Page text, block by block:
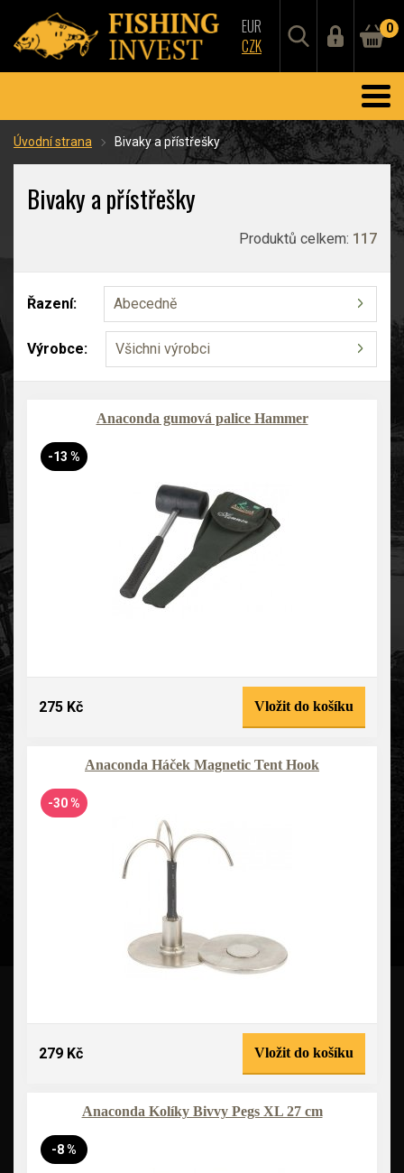
EUR
CZK
0
Úvodní strana Bivaky a přístřešky
Bivaky a přístřešky
Produktů celkem: 117
Řazení: Abecedně
Výrobce: Všichni výrobci
Anaconda gumová palice Hammer
-13 %
275 Kč Vložit do košíku
Anaconda Háček Magnetic Tent Hook
-30 %
279 Kč Vložit do košíku
Anaconda Kolíky Bivvy Pegs XL 27 cm
-8 %